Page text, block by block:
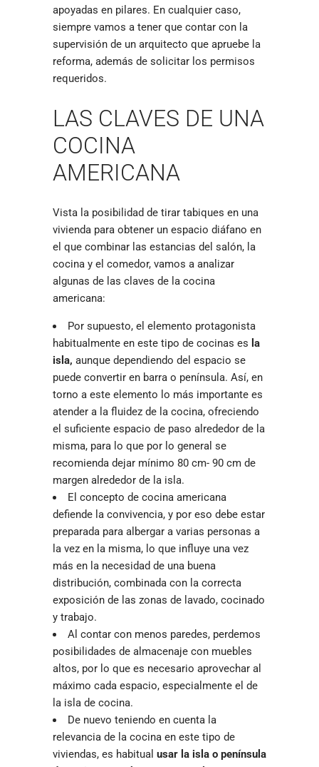
apoyadas en pilares. En cualquier caso,
siempre vamos a tener que contar con la
supervisión de un arquitecto que apruebe la
reforma, además de solicitar los permisos
requeridos.
LAS CLAVES DE UNA
COCINA
AMERICANA
Vista la posibilidad de tirar tabiques en una
vivienda para obtener un espacio diáfano en
el que combinar las estancias del salón, la
cocina y el comedor, vamos a analizar
algunas de las claves de la cocina
americana:
Por supuesto, el elemento protagonista
habitualmente en este tipo de cocinas es la
isla, aunque dependiendo del espacio se
puede convertir en barra o península. Así, en
torno a este elemento lo más importante es
atender a la fluidez de la cocina, ofreciendo
el suficiente espacio de paso alrededor de la
misma, para lo que por lo general se
recomienda dejar mínimo 80 cm- 90 cm de
margen alrededor de la isla.
El concepto de cocina americana
defiende la convivencia, y por eso debe estar
preparada para albergar a varias personas a
la vez en la misma, lo que influye una vez
más en la necesidad de una buena
distribución, combinada con la correcta
exposición de las zonas de lavado, cocinado
y trabajo.
Al contar con menos paredes, perdemos
posibilidades de almacenaje con muebles
altos, por lo que es necesario aprovechar al
máximo cada espacio, especialmente el de
la isla de cocina.
De nuevo teniendo en cuenta la
relevancia de la cocina en este tipo de
viviendas, es habitual usar la isla o península